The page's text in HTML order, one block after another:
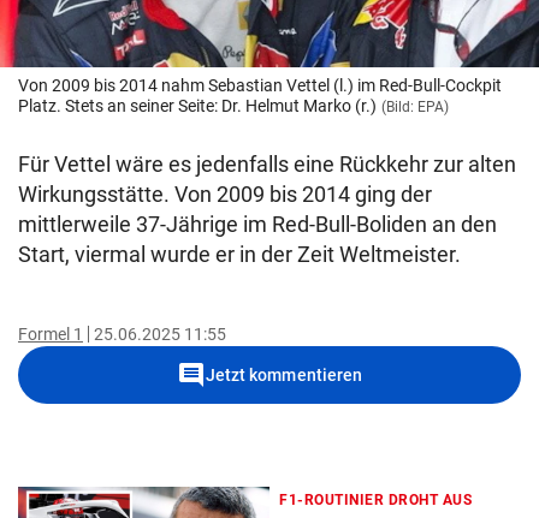
Von 2009 bis 2014 nahm Sebastian Vettel (l.) im Red-Bull-Cockpit
Platz. Stets an seiner Seite: Dr. Helmut Marko (r.) (Bild: EPA)
Für Vettel wäre es jedenfalls eine Rückkehr zur alten
Wirkungsstätte. Von 2009 bis 2014 ging der
mittlerweile 37-Jährige im Red-Bull-Boliden an den
Start, viermal wurde er in der Zeit Weltmeister.
Formel 1 25.06.2025 11:55
commentJetzt kommentieren
F1-ROUTINIER DROHT AUS